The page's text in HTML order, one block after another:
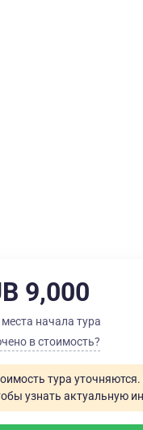
9,000
начала тура
в стоимость?
тура
узнать актуальную